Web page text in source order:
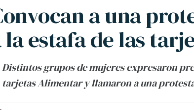
a una
la estafa de las
Distintos grupos de mujeres expresaron
tarjetas Alimentar y llamaron a una